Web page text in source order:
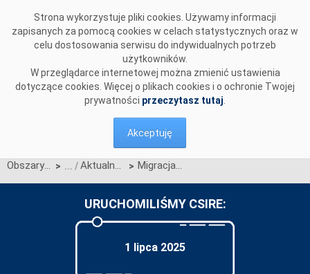
Strona wykorzystuje pliki cookies. Używamy informacji
zapisanych za pomocą cookies w celach statystycznych oraz w
celu dostosowania serwisu do indywidualnych potrzeb
użytkowników.
W przeglądarce internetowej można zmienić ustawienia
dotyczące cookies. Więcej o plikach cookies i o ochronie Twojej
prywatności przeczytasz tutaj
Akceptuję
Obszary działalności > Aktualności OIRE > Migracja inicjalna CSIRE – aktualizacja Identyfikatorów obszaru (OSDp i OSDn)
URUCHOMILIŚMY CSIRE:
1 lipca 2025